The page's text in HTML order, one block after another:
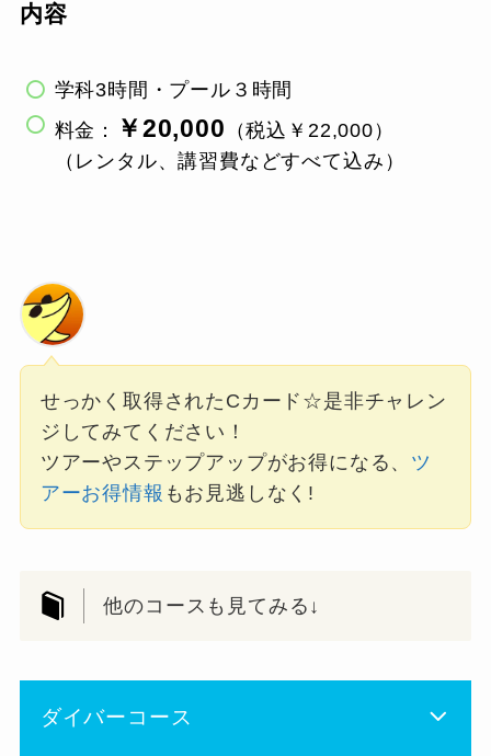
内容
学科3時間・プール３時間
料金：
￥20,000 （税込￥22,000）
（レンタル、講習費などすべて込み）
せっかく取得されたCカード☆是非チャレン
ジしてみてください！
ツアーやステップアップがお得になる、 ツ
アーお得情報 もお見逃しなく!
他のコースも見てみる↓
ダイバーコース